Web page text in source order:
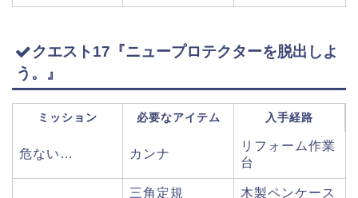
クエスト17『ニュープロテクターを脱出しよ
う。』
ミッション 必要なアイテム 入手経路
危ない… カンナ
リフォーム作業
台
三角定規 木製ペンケース